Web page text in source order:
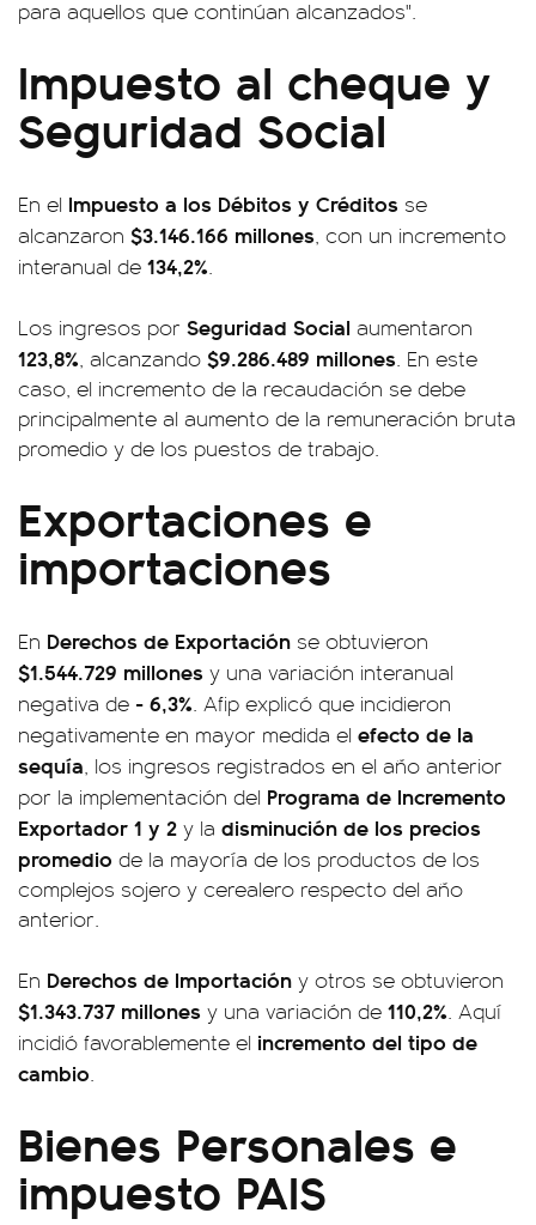
para aquellos que continúan alcanzados".
Impuesto al cheque y
Seguridad Social
En el Impuesto a los Débitos y Créditos se
alcanzaron $3.146.166 millones, con un incremento
interanual de 134,2%.
Los ingresos por Seguridad Social aumentaron
123,8%, alcanzando $9.286.489 millones. En este
caso, el incremento de la recaudación se debe
principalmente al aumento de la remuneración bruta
promedio y de los puestos de trabajo.
Exportaciones e
importaciones
En Derechos de Exportación se obtuvieron
$1.544.729 millones y una variación interanual
negativa de - 6,3%. Afip explicó que incidieron
negativamente en mayor medida el efecto de la
sequía, los ingresos registrados en el año anterior
por la implementación del Programa de Incremento
Exportador 1 y 2 y la disminución de los precios
promedio de la mayoría de los productos de los
complejos sojero y cerealero respecto del año
anterior.
En Derechos de Importación y otros se obtuvieron
$1.343.737 millones y una variación de 110,2%. Aquí
incidió favorablemente el incremento del tipo de
cambio.
Bienes Personales e
impuesto PAIS